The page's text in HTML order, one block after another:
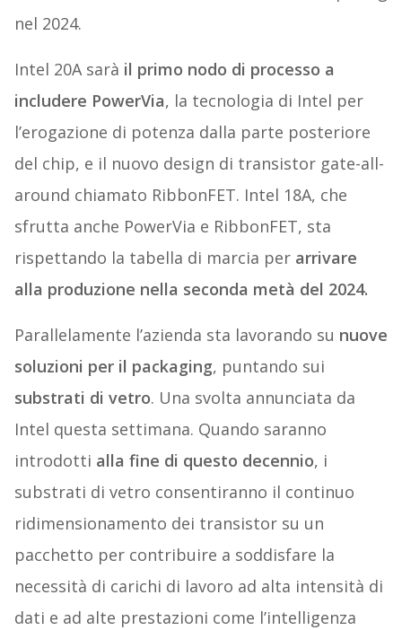
nel 2024.
Intel 20A sarà il primo nodo di processo a
includere PowerVia, la tecnologia di Intel per
l’erogazione di potenza dalla parte posteriore
del chip, e il nuovo design di transistor gate-all-
around chiamato RibbonFET. Intel 18A, che
sfrutta anche PowerVia e RibbonFET, sta
rispettando la tabella di marcia per arrivare
alla produzione nella seconda metà del 2024.
Parallelamente l’azienda sta lavorando su nuove
soluzioni per il packaging, puntando sui
substrati di vetro. Una svolta annunciata da
Intel questa settimana. Quando saranno
introdotti alla fine di questo decennio, i
substrati di vetro consentiranno il continuo
ridimensionamento dei transistor su un
pacchetto per contribuire a soddisfare la
necessità di carichi di lavoro ad alta intensità di
dati e ad alte prestazioni come l’intelligenza